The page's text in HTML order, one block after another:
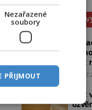
Paranormální
Nezařazené
soubory
PŘIJMOUT